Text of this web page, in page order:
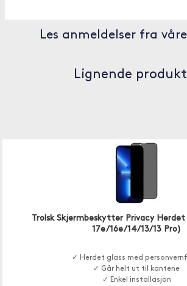
Les anmeldelser fra
Lignende
Trolsk Skjermbeskytter Privacy Herdet
17e/16e/14/13/13 Pro)
✓ Herdet glass med
✓ Går helt ut til kantene
✓ Enkel installasjon